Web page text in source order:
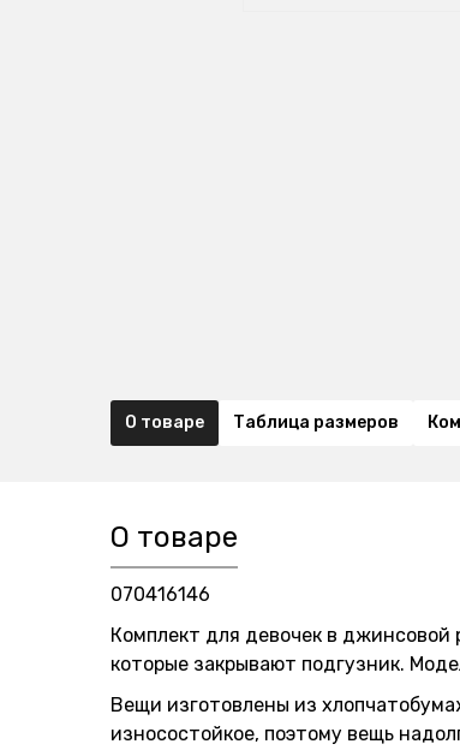
О товаре Таблица размеров
О товаре
070416146
Комплект для девочек в
которые закрывают подгузник.
Вещи изготовлены из
износостойкое, поэтому вещь